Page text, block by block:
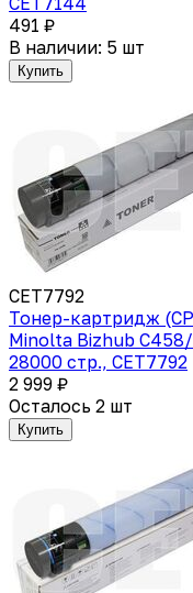
491 ₽
В наличии: 5 шт
Купить
CET7792
Тонер-картридж
Minolta Bizhub
28000 стр., CET7792
2 999 ₽
Осталось 2 шт
Купить